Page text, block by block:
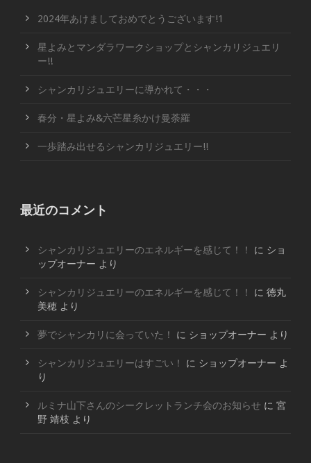
2024年あけましておめでとうございます!1
星よみとマンダラワークショップとシャンカリジュエリ
ー!!
シャンカリジュエリーに導かれて・・・
春分・星よみ&六芒星糸かけ曼荼羅
一歩踏み出せるシャンカリジュエリー!!
最近のコメント
シャンカリジュエリーのエネルギーを感じて！！ に ショ
ップオーナー より
シャンカリジュエリーのエネルギーを感じて！！ に 徳丸
美穂 より
夢でシャンカリに会っていた！ に ショップオーナー より
シャンカリジュエリーはすごい！ に ショップオーナー よ
り
ルミナ山下さんのシークレットランチ会のお知らせ に 宮
野 靖枝 より